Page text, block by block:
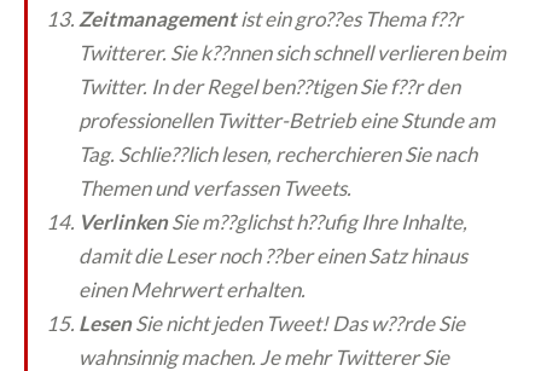
Zeitmanagementist ein gro??es Thema f??r
Twitterer. Sie k??nnen sich schnell verlieren beim
Twitter. In der Regel ben??tigen Sie f??r den
professionellen Twitter-Betrieb eine Stunde am
Tag. Schlie??lich lesen, recherchieren Sie nach
Themen und verfassen Tweets.
VerlinkenSie m??glichst h??ufig Ihre Inhalte,
damit die Leser noch ??ber einen Satz hinaus
einen Mehrwert erhalten.
LesenSie nicht jeden Tweet! Das w??rde Sie
wahnsinnig machen. Je mehr Twitterer Sie